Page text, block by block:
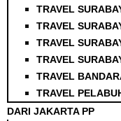
TRAVEL
TRAVEL
TRAVEL
TRAVEL
TRAVEL
TRAVEL
DARI JAKARTA PP